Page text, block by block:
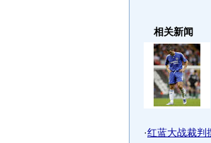
相关新闻
·红蓝大战裁判